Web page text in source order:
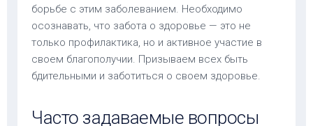
борьбе с этим заболеванием. Необходимо
осознавать, что забота о здоровье — это не
только профилактика, но и активное участие в
своем благополучии. Призываем всех быть
бдительными и заботиться о своем здоровье.
Часто задаваемые вопросы